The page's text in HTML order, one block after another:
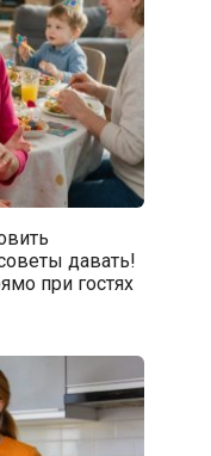
давать!
при гостях